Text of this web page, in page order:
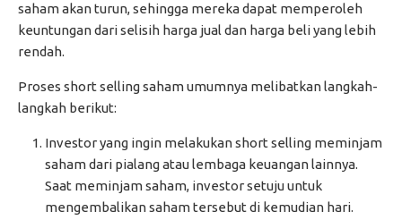
saham akan turun, sehingga mereka dapat memperoleh
keuntungan dari selisih harga jual dan harga beli yang lebih
rendah.
Proses short selling saham umumnya melibatkan langkah-
langkah berikut:
Investor yang ingin melakukan short selling meminjam
saham dari pialang atau lembaga keuangan lainnya.
Saat meminjam saham, investor setuju untuk
mengembalikan saham tersebut di kemudian hari.